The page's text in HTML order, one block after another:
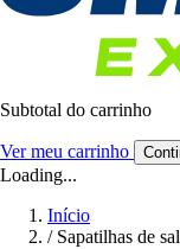
Subtotal do carrinho
Ver meu carrinho
Loading...
Início
/ Sapatilhas de